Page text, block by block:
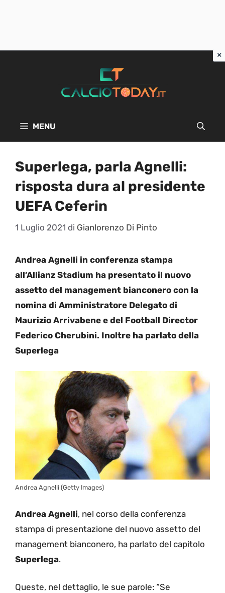
MENU
Superlega, parla Agnelli:
risposta dura al presidente
UEFA Ceferin
1 Luglio 2021 di Gianlorenzo Di Pinto
Andrea Agnelli in conferenza stampa
all’Allianz Stadium ha presentato il nuovo
assetto del management bianconero con la
nomina di Amministratore Delegato di
Maurizio Arrivabene e del Football Director
Federico Cherubini. Inoltre ha parlato della
Superlega
Andrea Agnelli (Getty Images)
Andrea Agnelli, nel corso della conferenza
stampa di presentazione del nuovo assetto del
management bianconero, ha parlato del capitolo
Superlega.
Queste, nel dettaglio, le sue parole: “Se